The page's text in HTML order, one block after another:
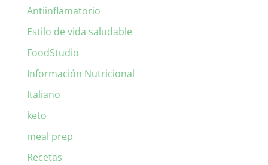
Antiinflamatorio
Estilo de vida saludable
FoodStudio
Información Nutricional
Italiano
keto
meal prep
Recetas